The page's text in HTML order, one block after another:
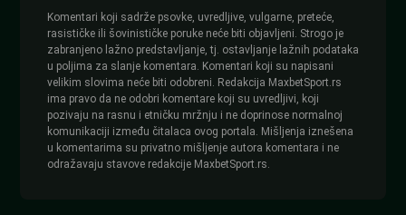
Komentari koji sadrže psovke, uvredljive, vulgarne, preteće,
rasističke ili šovinističke poruke neće biti objavljeni. Strogo je
zabranjeno lažno predstavljanje, tj. ostavljanje lažnih podataka
u poljima za slanje komentara. Komentari koji su napisani
velikim slovima neće biti odobreni. Redakcija MaxbetSport.rs
ima pravo da ne odobri komentare koji su uvredljivi, koji
pozivaju na rasnu i etničku mržnju i ne doprinose normalnoj
komunikaciji između čitalaca ovog portala. Mišljenja iznešena
u komentarima su privatno mišljenje autora komentara i ne
odražavaju stavove redakcije MaxbetSport.rs.